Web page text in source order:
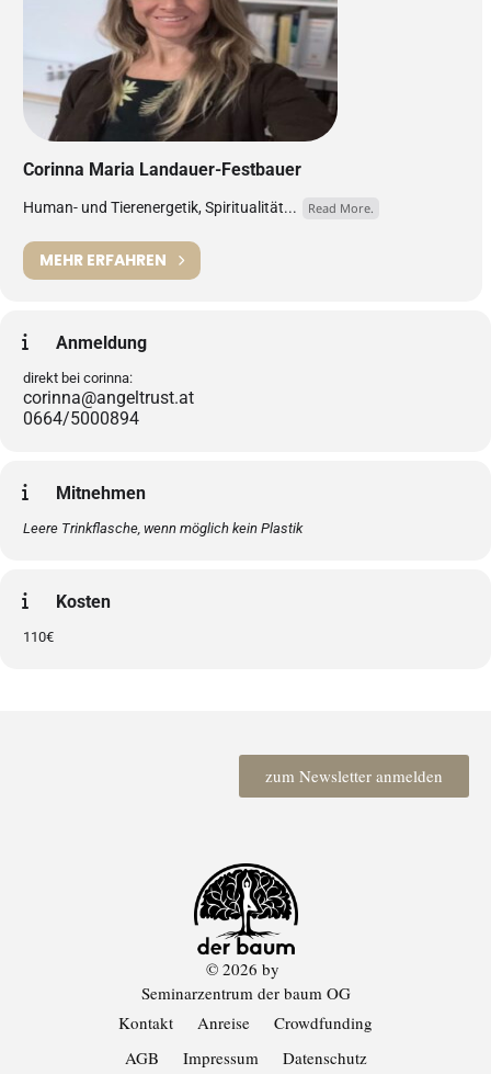
Corinna Maria Landauer-Festbauer
Human- und Tierenergetik, Spiritualität... Read More.
MEHR ERFAHREN
Anmeldung
direkt bei corinna:
corinna@angeltrust.at
0664/5000894
Mitnehmen
Leere Trinkflasche, wenn möglich kein Plastik
Kosten
110€
zum Newsletter anmelden
Kontakt Anreise Crowdfunding
© 2026 by
Seminarzentrum der baum OG
AGB Impressum Datenschutz